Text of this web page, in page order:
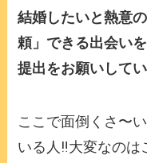
結婚したいと熱意
頼」できる出会い
提出をお願いして
ここで面倒くさ〜
いる人‼️大変なのは